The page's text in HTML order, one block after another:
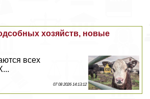
хозяйств, новые
всех
07 08 2026 14:13:12